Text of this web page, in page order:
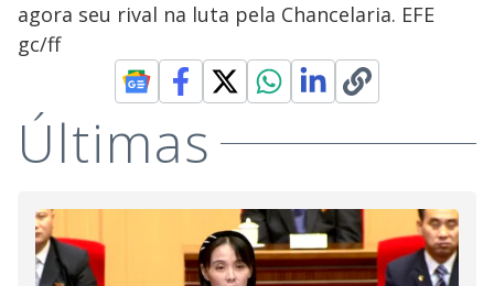
agora seu rival na luta pela Chancelaria. EFE
gc/ff
Últimas